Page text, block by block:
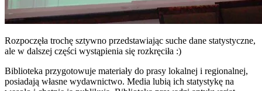
Rozpoczęła trochę sztywno przedstawiając suche dane statystyczne,
ale w dalszej części wystąpienia się rozkręciła :)
Biblioteka przygotowuje materiały do prasy lokalnej i regionalnej,
posiadają własne wydawnictwo. Media lubią ich statystykę na